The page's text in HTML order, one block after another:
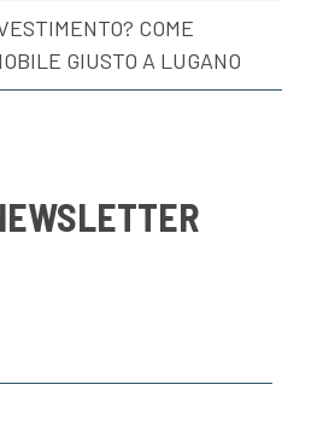
COME
GIUSTO A LUGANO